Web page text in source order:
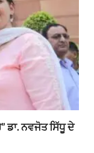
ਡਾ. ਨਵਜੋਤ ਸਿੱਧੂ ਦੇ